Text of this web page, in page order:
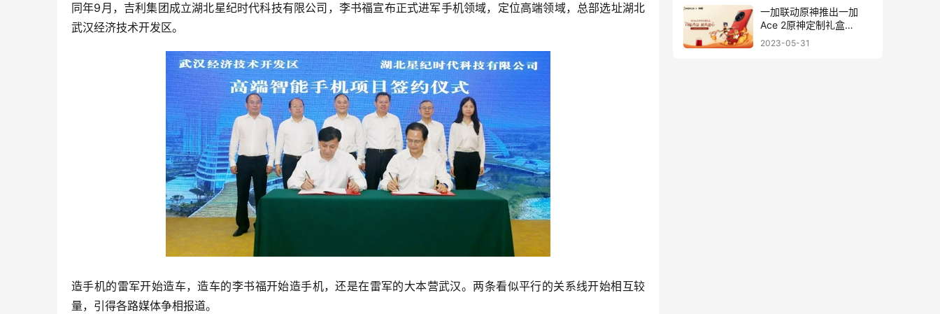
同年9月，吉利集团成立湖北星纪时代科技有限公司，李书福宣布正式进军手机领域，定位高端领域，总部选址湖北
武汉经济技术开发区。
造手机的雷军开始造车，造车的李书福开始造手机，还是在雷军的大本营武汉。两条看似平行的关系线开始相互较
量，引得各路媒体争相报道。
一加联动原神推出一加
Ace 2原神定制礼盒
18GB+512GB售价3699
2023-05-31